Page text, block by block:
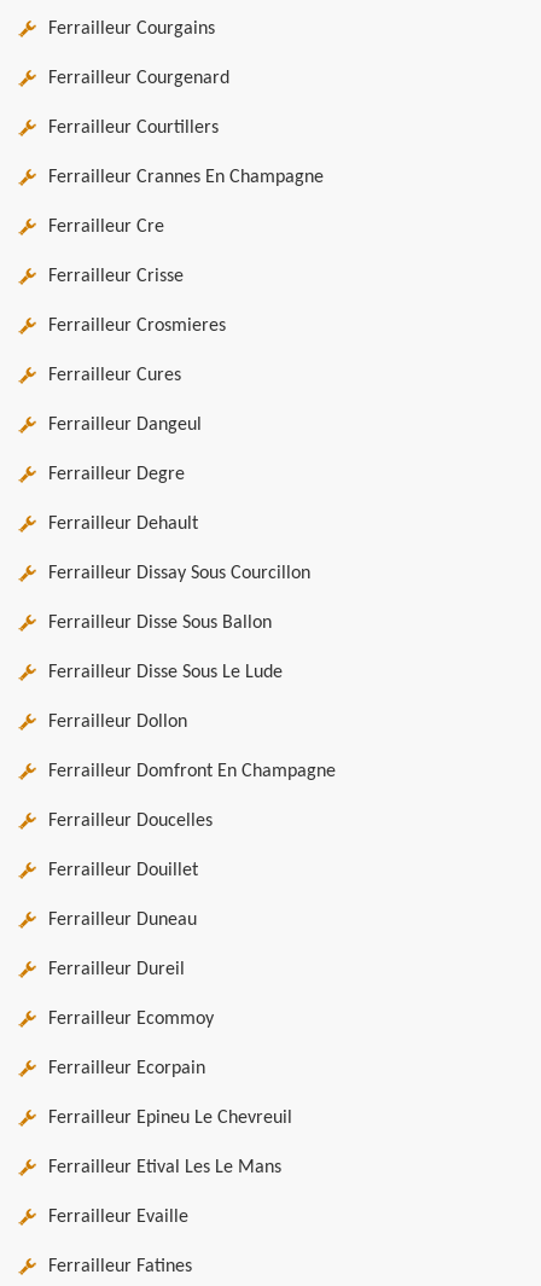
Ferrailleur Courgains
Ferrailleur Courgenard
Ferrailleur Courtillers
Ferrailleur Crannes En Champagne
Ferrailleur Cre
Ferrailleur Crisse
Ferrailleur Crosmieres
Ferrailleur Cures
Ferrailleur Dangeul
Ferrailleur Degre
Ferrailleur Dehault
Ferrailleur Dissay Sous Courcillon
Ferrailleur Disse Sous Ballon
Ferrailleur Disse Sous Le Lude
Ferrailleur Dollon
Ferrailleur Domfront En Champagne
Ferrailleur Doucelles
Ferrailleur Douillet
Ferrailleur Duneau
Ferrailleur Dureil
Ferrailleur Ecommoy
Ferrailleur Ecorpain
Ferrailleur Epineu Le Chevreuil
Ferrailleur Etival Les Le Mans
Ferrailleur Evaille
Ferrailleur Fatines